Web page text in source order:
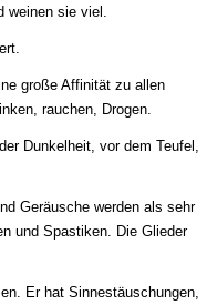
weinen sie viel.
große Affinität zu allen
rauchen, Drogen.
Dunkelheit, vor dem Teufel,
Geräusche werden als sehr
und Spastiken. Die Glieder
Er hat Sinnestäuschungen,